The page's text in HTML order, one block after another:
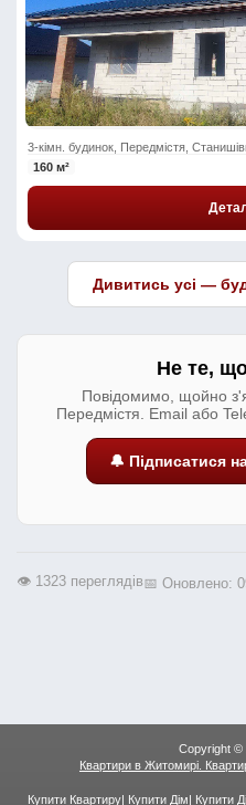
3-кімн. будинок, Передмістя,
160 м²
Дивитись усі —
Не те,
Повідомимо, щойно
Передмістя. Email або
🔔 Підписатися
👁️ 1323 переглядів📅 Оновлено:
Copyright ©
Квартири в Житомирі.
Купити Квартиру Купити Дім Купити